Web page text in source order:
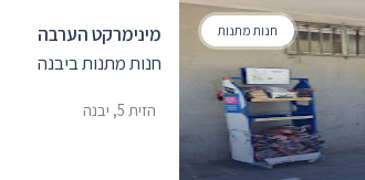
חנות מתנות
מינימרקט הערבה
חנות מתנות ביבנה
הזית 5, יבנה